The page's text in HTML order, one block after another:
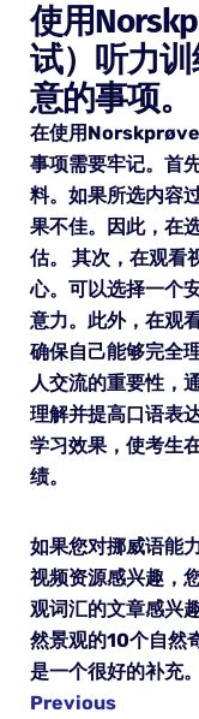
使用
试）听力
意的事项。
在使用
事项需要牢记。首
料。如果所选内容
果不佳。因此，在
估。 其次，在观看
心。可以选择一个
意力。此外，在观
确保自己能够完全
人交流的重要性，
理解并提高口语表
学习效果，使考生
绩。
如果您对挪威语能
视频资源感兴趣，
观词汇的文章感兴
然景观的10个自然
是一个很好的补充
Previous